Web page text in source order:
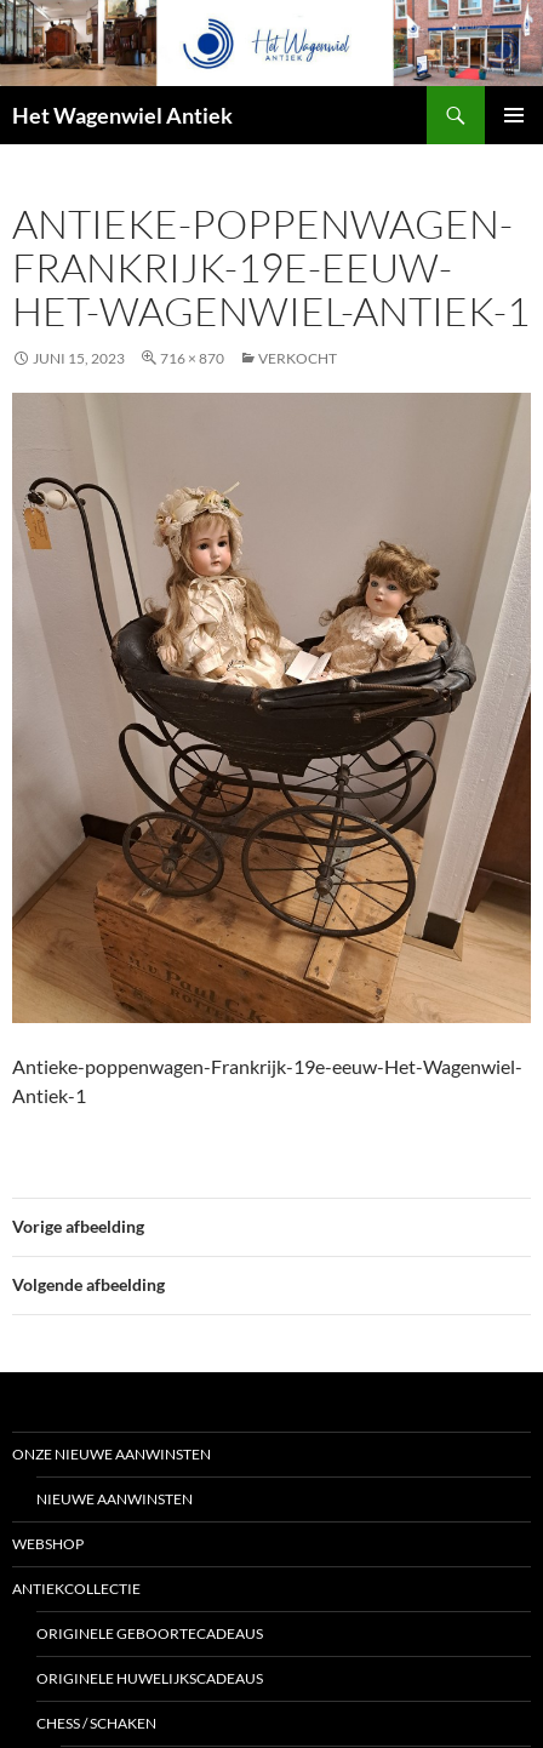
Het Wagenwiel Antiek
ANTIEKE-POPPENWAGEN-
FRANKRIJK-19E-EEUW-
HET-WAGENWIEL-ANTIEK-1
JUNI 15, 2023 716 × 870 VERKOCHT
Antieke-poppenwagen-Frankrijk-19e-eeuw-Het-Wagenwiel-
Antiek-1
Vorige afbeelding
Volgende afbeelding
ONZE NIEUWE AANWINSTEN
NIEUWE AANWINSTEN
WEBSHOP
ANTIEKCOLLECTIE
ORIGINELE GEBOORTECADEAUS
ORIGINELE HUWELIJKSCADEAUS
CHESS / SCHAKEN